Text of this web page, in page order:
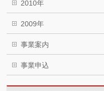
2010年
2009年
事業案内
事業申込